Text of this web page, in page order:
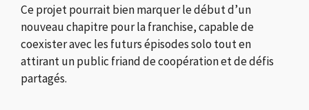
Ce projet pourrait bien marquer le début d’un
nouveau chapitre pour la franchise, capable de
coexister avec les futurs épisodes solo tout en
attirant un public friand de coopération et de défis
partagés.